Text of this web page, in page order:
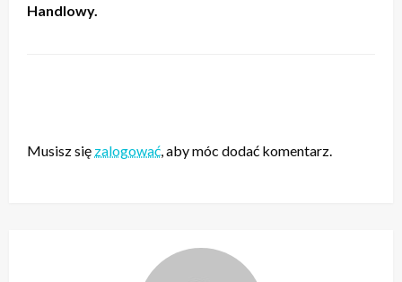
Handlowy.
Musisz się zalogować, aby móc dodać komentarz.